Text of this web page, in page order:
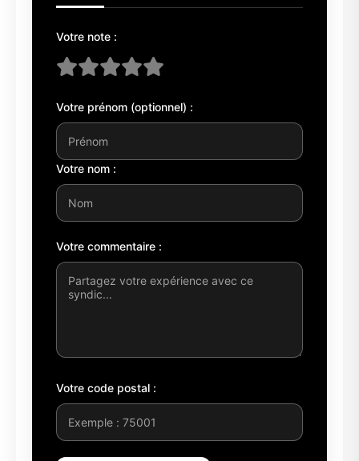
Votre note :
Votre prénom (optionnel) :
Votre nom :
Votre commentaire :
Votre code postal :